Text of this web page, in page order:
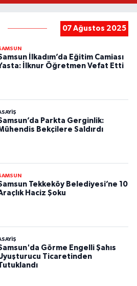
07 Ağustos 2025
İlkadım’da Eğitim Camiası
İlknur Öğretmen Vefat Etti
Parkta Gerginlik:
Bekçilere Saldırdı
Tekkeköy Belediyesi’ne 10
Haciz Şoku
Görme Engelli Şahıs
Ticaretinden